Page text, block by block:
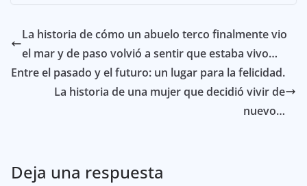
La historia de cómo un abuelo terco finalmente vio
el mar y de paso volvió a sentir que estaba vivo…
Entre el pasado y el futuro: un lugar para la felicidad.
La historia de una mujer que decidió vivir de
nuevo…
Deja una respuesta